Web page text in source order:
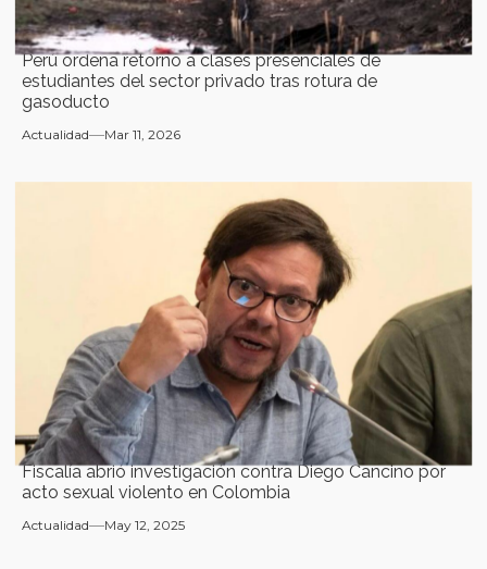
Perú ordena retorno a clases presenciales de
estudiantes del sector privado tras rotura de
gasoducto
Actualidad Mar 11, 2026
Fiscalía abrió investigación contra Diego Cancino por
acto sexual violento en Colombia
Actualidad May 12, 2025